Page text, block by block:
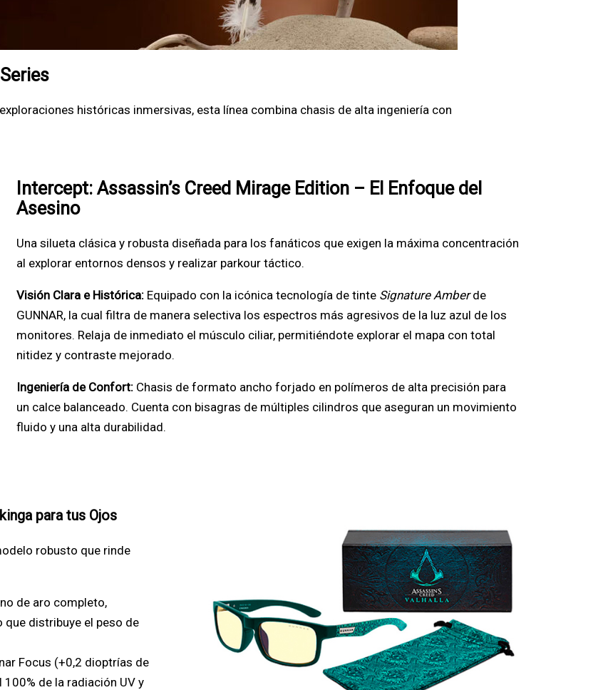
históricas inmersivas, esta línea combina chasis de alta ingeniería con
Intercept: Assassin’s Creed Mirage Edition – El Enfoque del
Asesino
Una silueta clásica y robusta diseñada para los fanáticos que exigen la máxima concentración
al explorar entornos densos y realizar parkour táctico.
Visión Clara e Histórica: Equipado con la icónica tecnología de tinte Signature Amberde
GUNNAR, la cual filtra de manera selectiva los espectros más agresivos de la luz azul de los
monitores. Relaja de inmediato el músculo ciliar, permitiéndote explorar el mapa con total
nitidez y contraste mejorado.
Ingeniería de Confort: Chasis de formato ancho forjado en polímeros de alta precisión para
un calce balanceado. Cuenta con bisagras de múltiples cilindros que aseguran un movimiento
fluido y una alta durabilidad.
para tus Ojos
robusto que rinde
de aro completo,
que distribuye el peso de
Focus (+0,2 dioptrías de
de la radiación UV y